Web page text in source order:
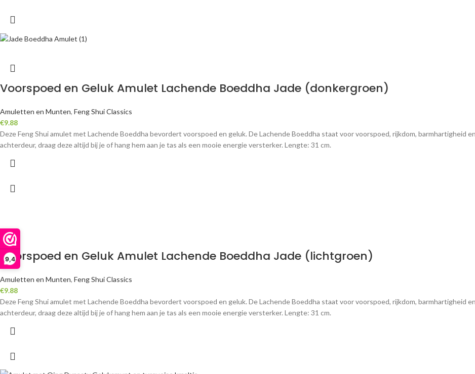
9,4
Voorspoed en Geluk Amulet Lachende Boeddha Jade (donkergroen)
Amuletten en Munten, Feng Shui Classics
€9.88
Deze Feng Shui amulet met Lachende Boeddha bevordert voorspoed en geluk. De Lachende Boeddha staat voor voorspoed, rijkdom, barmhartigheid
achterdeur, draag deze altijd bij je of hang hem aan je tas als een mooie energie versterker. Lengte: 31 cm.
Voorspoed en Geluk Amulet Lachende Boeddha Jade (lichtgroen)
Amuletten en Munten, Feng Shui Classics
€9.88
Deze Feng Shui amulet met Lachende Boeddha bevordert voorspoed en geluk. De Lachende Boeddha staat voor voorspoed, rijkdom, barmhartigheid
achterdeur, draag deze altijd bij je of hang hem aan je tas als een mooie energie versterker. Lengte: 31 cm.